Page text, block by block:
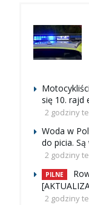
się 10. rajd
2 godziny
Woda w
do picia.
2 godziny
PILNE
2 godziny